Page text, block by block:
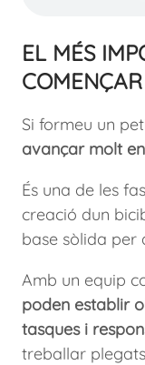
EL MÉS
COMENÇAR
Si formeu un
avançar molt
És una de les
creació dun
base sòlida per
Amb un equip
poden establir
tasques i
treballar